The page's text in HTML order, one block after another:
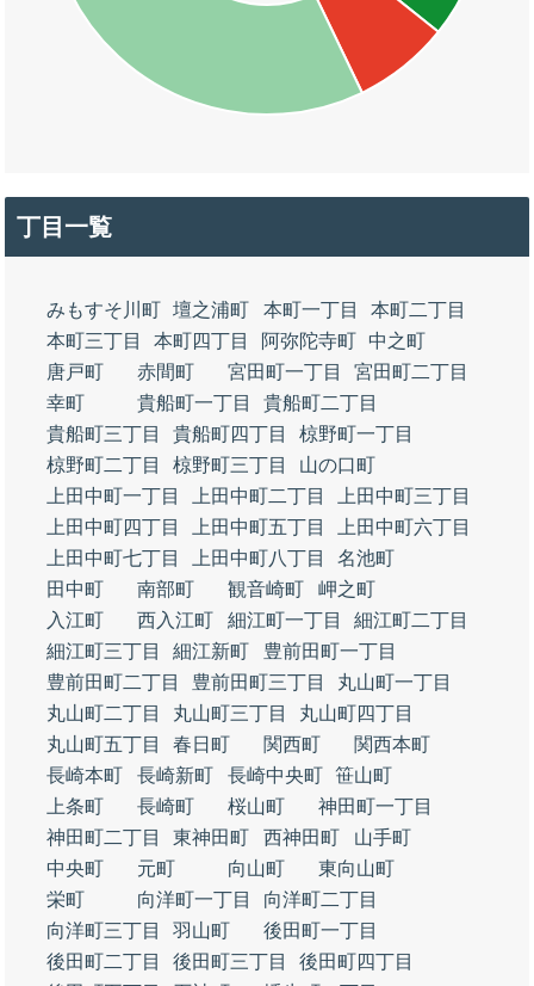
丁目一覧
みもすそ川町 壇之浦町 本町一丁目
本町二丁目
本町三丁目
本町四丁目 阿弥陀寺町
中之町
唐戸町
赤間町 宮田町一丁目
宮田町二丁目
幸町
貴船町一丁目
貴船町二丁目
貴船町三丁目
貴船町四丁目
椋野町一丁目
椋野町二丁目
椋野町三丁目
山の口町
上田中町一丁目
上田中町二丁目
上田中町三丁目
上田中町四丁目
上田中町五丁目
上田中町六丁目
上田中町七丁目
上田中町八丁目
名池町
田中町
南部町 観音崎町
岬之町
入江町
西入江町 細江町一丁目
細江町二丁目
細江町三丁目
細江新町
豊前田町一丁目
豊前田町二丁目
豊前田町三丁目
丸山町一丁目
丸山町二丁目
丸山町三丁目
丸山町四丁目
丸山町五丁目
春日町 関西町
関西本町
長崎本町
長崎新町 長崎中央町 笹山町
上条町
長崎町 桜山町
神田町一丁目
神田町二丁目
東神田町 西神田町
山手町
中央町
元町 向山町
東向山町
栄町
向洋町一丁目
向洋町二丁目
向洋町三丁目
羽山町
後田町一丁目
後田町二丁目
後田町三丁目
後田町四丁目